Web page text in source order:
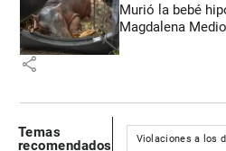
Murió la bebé
Magdalena Medio
share
Temas
recomendados
Violaciones a los